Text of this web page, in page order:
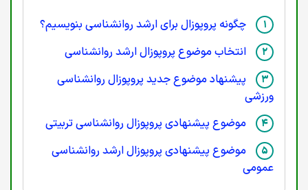
چگونه پروپوزال برای ارشد روانشناسی بنویسیم؟
انتخاب موضوع پروپوزال ارشد روانشناسی
پیشنهاد موضوع جدید پروپوزال روانشناسی
ورزشی
موضوع پیشنهادی پروپوزال روانشناسی تربیتی
موضوع پیشنهادی پروپوزال ارشد روانشناسی
عمومی